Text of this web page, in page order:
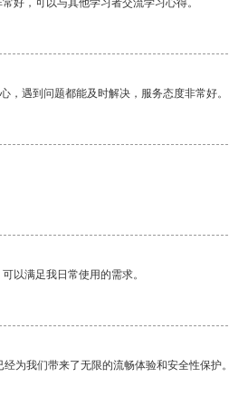
好，可以与其他学习者交流学习心得。
，遇到问题都能及时解决，服务态度非常好。
以满足我日常使用的需求。
为我们带来了无限的流畅体验和安全性保护